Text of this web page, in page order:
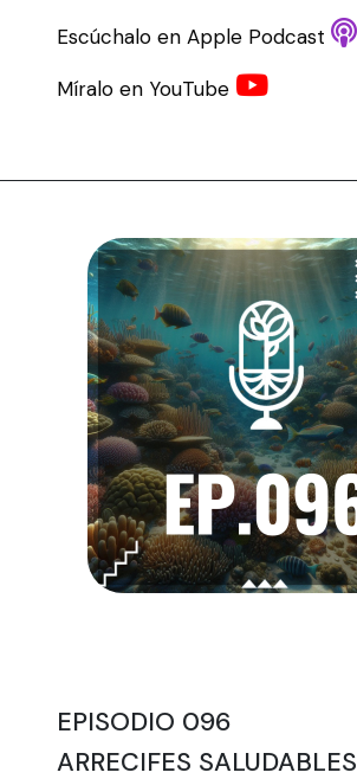
Escúchalo en Apple Podcast
Míralo en YouTube
EPISODIO 096
ARRECIFES SALUDABLES